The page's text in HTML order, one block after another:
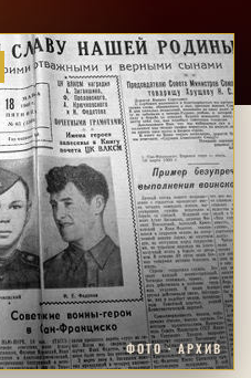
ФОТО · АРХИВ